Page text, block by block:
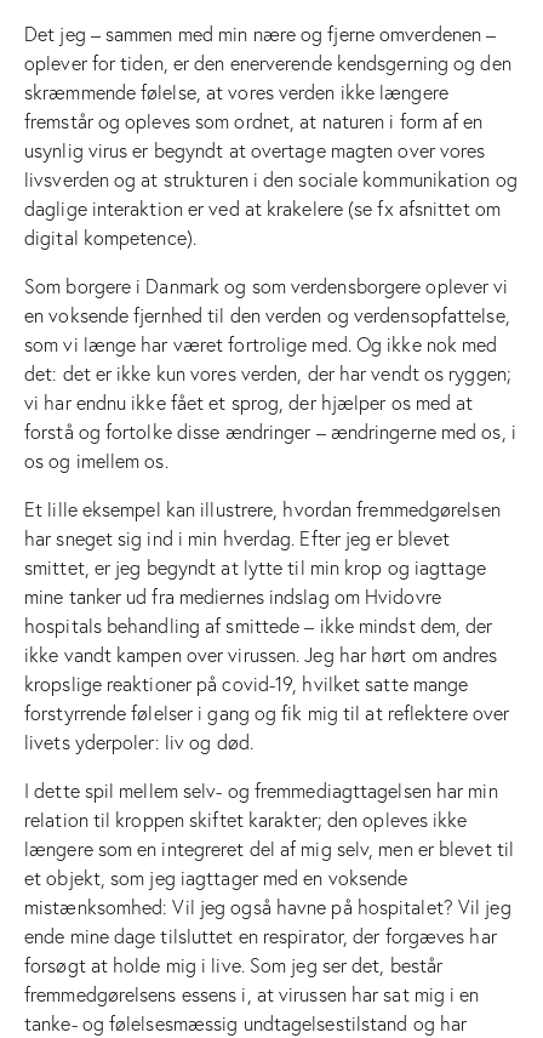
Det jeg – sammen med min nære og fjerne omverdenen –
oplever for tiden, er den enerverende kendsgerning og den
skræmmende følelse, at vores verden ikke længere
fremstår og opleves som ordnet, at naturen i form af en
usynlig virus er begyndt at overtage magten over vores
livsverden og at strukturen i den sociale kommunikation og
daglige interaktion er ved at krakelere (se fx afsnittet om
digital kompetence).
Som borgere i Danmark og som verdensborgere oplever vi
en voksende fjernhed til den verden og verdensopfattelse,
som vi længe har været fortrolige med. Og ikke nok med
det: det er ikke kun vores verden, der har vendt os ryggen;
vi har endnu ikke fået et sprog, der hjælper os med at
forstå og fortolke disse ændringer – ændringerne med os, i
os og imellem os.
Et lille eksempel kan illustrere, hvordan fremmedgørelsen
har sneget sig ind i min hverdag. Efter jeg er blevet
smittet, er jeg begyndt at lytte til min krop og iagttage
mine tanker ud fra mediernes indslag om Hvidovre
hospitals behandling af smittede – ikke mindst dem, der
ikke vandt kampen over virussen. Jeg har hørt om andres
kropslige reaktioner på covid-19, hvilket satte mange
forstyrrende følelser i gang og fik mig til at reflektere over
livets yderpoler: liv og død.
I dette spil mellem selv- og fremmediagttagelsen har min
relation til kroppen skiftet karakter; den opleves ikke
længere som en integreret del af mig selv, men er blevet til
et objekt, som jeg iagttager med en voksende
mistænksomhed: Vil jeg også havne på hospitalet? Vil jeg
ende mine dage tilsluttet en respirator, der forgæves har
forsøgt at holde mig i live. Som jeg ser det, består
fremmedgørelsens essens i, at virussen har sat mig i en
tanke- og følelsesmæssig undtagelsestilstand og har